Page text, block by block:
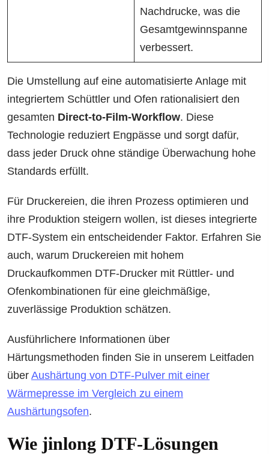
Nachdrucke, was die
Gesamtgewinnspanne
verbessert.
Die Umstellung auf eine automatisierte Anlage mit
integriertem Schüttler und Ofen rationalisiert den
gesamten Direct-to-Film-Workflow. Diese
Technologie reduziert Engpässe und sorgt dafür,
dass jeder Druck ohne ständige Überwachung hohe
Standards erfüllt.
Für Druckereien, die ihren Prozess optimieren und
ihre Produktion steigern wollen, ist dieses integrierte
DTF-System ein entscheidender Faktor. Erfahren Sie
auch, warum Druckereien mit hohem
Druckaufkommen DTF-Drucker mit Rüttler- und
Ofenkombinationen für eine gleichmäßige,
zuverlässige Produktion schätzen.
Ausführlichere Informationen über
Härtungsmethoden finden Sie in unserem Leitfaden
über Aushärtung von DTF-Pulver mit einer
Wärmepresse im Vergleich zu einem
Aushärtungsofen.
Wie jinlong DTF-Lösungen